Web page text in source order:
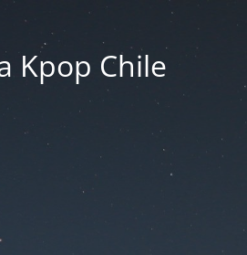
Kpop Chile